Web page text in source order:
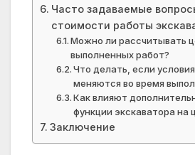
Часто задаваемые
стоимости работы
Можно ли рассчитывать
выполненных работ?
Что делать, если
меняются во время
Как влияют
функции экскаватора на
Заключение